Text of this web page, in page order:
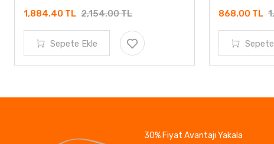
1,884.40 TL 2,154.00 TL
Sepete Ekle
868.00 TL
30% Fiyat Avantajı Yakala